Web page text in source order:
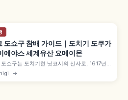
도쇼구 참배 가이드｜도치기 도쿠가
에야스 세계유산 요메이몬
도쇼구는 도치기현 닛코시의 신사로, 1617년
와 이에야스를 '도쇼 다이곤겐'으로 모시기
창건되었습니다. 3대 이에미쓰의 '간에이 대조
→